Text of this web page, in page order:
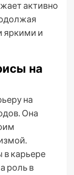
активно
яркими и
на
на
Она
карьере
роль в